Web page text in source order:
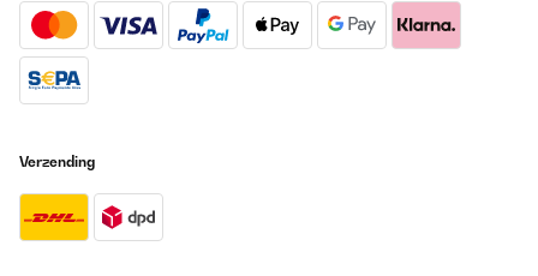
Verzending